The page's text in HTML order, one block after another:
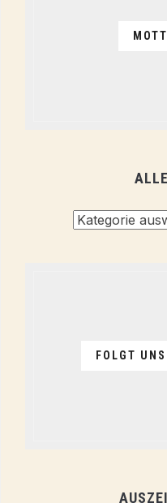
FOLGT